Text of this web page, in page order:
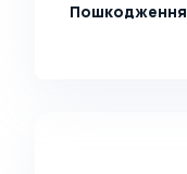
Alfa Romeo
Пошкодження